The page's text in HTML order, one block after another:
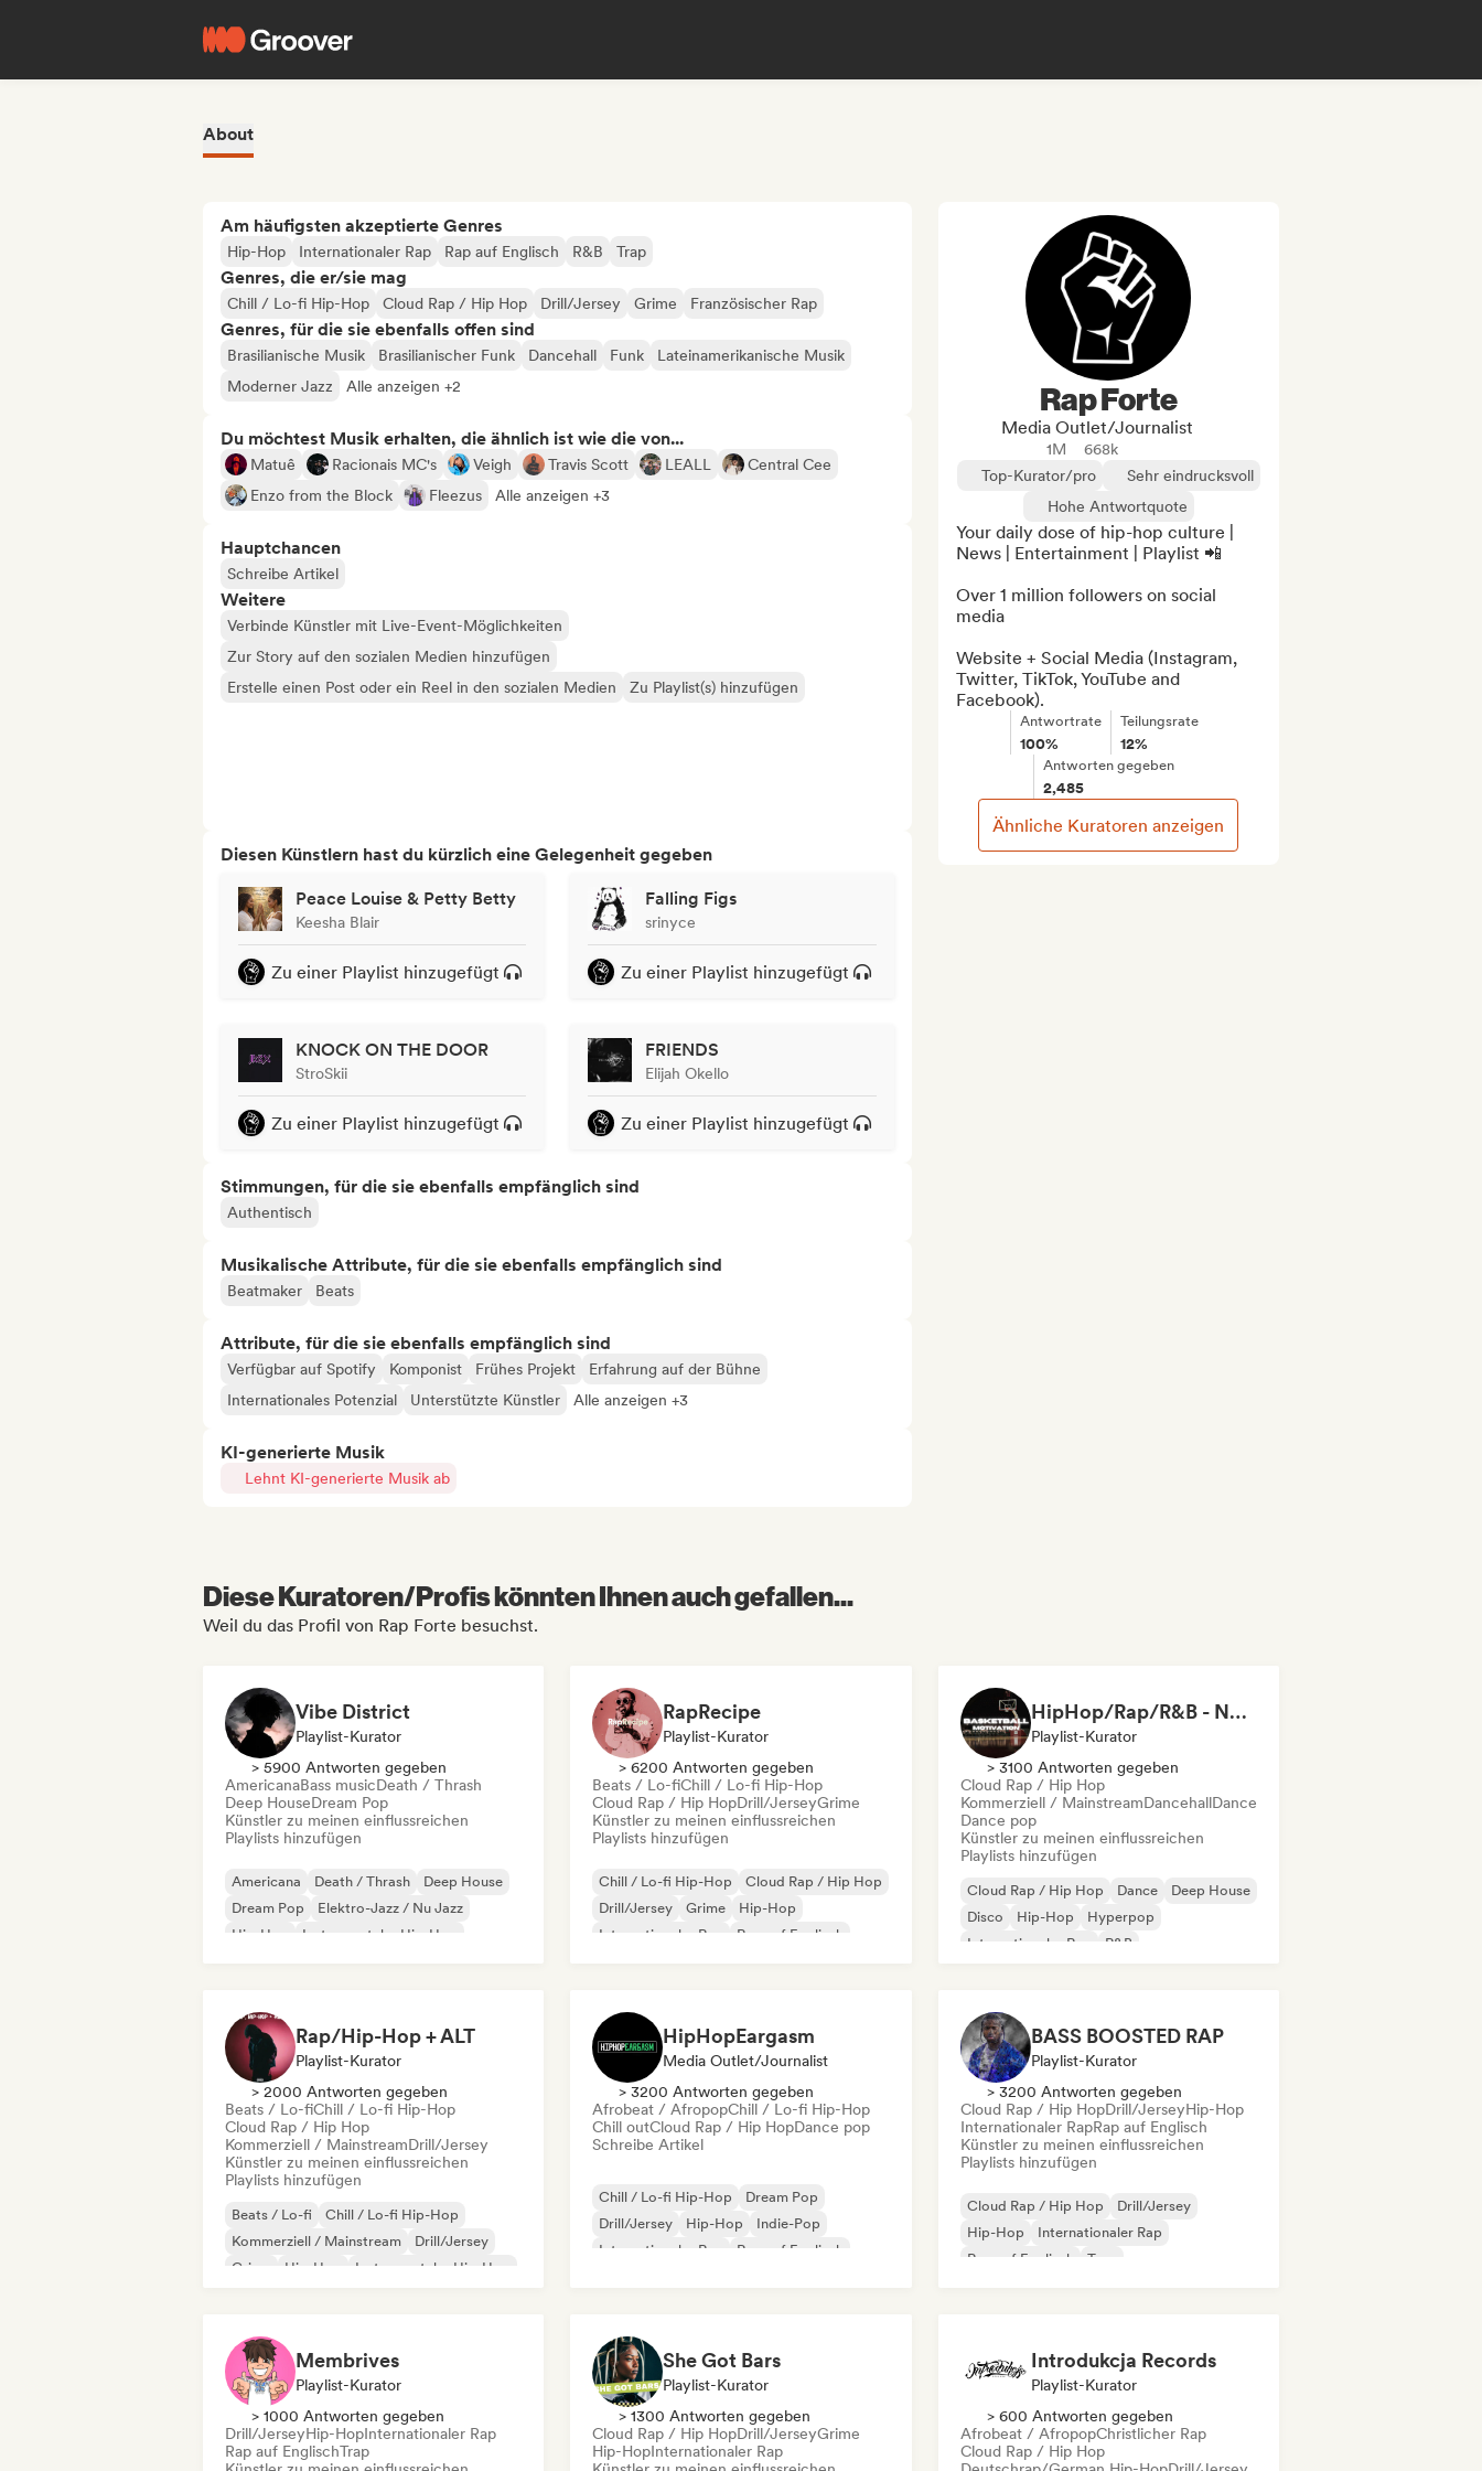
About
Am häufigsten akzeptierte Genres
Hip-Hop Internationaler Rap Rap auf Englisch R&B Trap
Genres, die er/sie mag
Chill / Lo-fi Hip-Hop Cloud Rap / Hip Hop Drill/Jersey Grime Französischer Rap
Genres, für die sie ebenfalls offen sind
Brasilianische Musik Brasilianischer Funk Dancehall Funk
Lateinamerikanische Musik
Moderner Jazz
Alle anzeigen +2
Du möchtest Musik erhalten, die ähnlich ist wie die von...
Matuê Racionais MC's Veigh Travis Scott LEALL
Central Cee
Enzo from the Block
Fleezus Alle anzeigen +3
Hauptchancen
Schreibe Artikel
Weitere
Verbinde Künstler mit Live-Event-Möglichkeiten
Zur Story auf den sozialen Medien hinzufügen
Erstelle einen Post oder ein Reel in den sozialen Medien
Zu Playlist(s) hinzufügen
Diesen Künstlern hast du kürzlich eine Gelegenheit gegeben
Peace Louise & Petty Betty
Keesha Blair
Zu einer Playlist hinzugefügt
Falling Figs
srinyce
Zu einer Playlist hinzugefügt
KNOCK ON THE DOOR
StroSkii
Zu einer Playlist hinzugefügt
FRIENDS
Elijah Okello
Zu einer Playlist hinzugefügt
Stimmungen, für die sie ebenfalls empfänglich sind
Authentisch
Musikalische Attribute, für die sie ebenfalls empfänglich sind
Beatmaker Beats
Attribute, für die sie ebenfalls empfänglich sind
Verfügbar auf Spotify Komponist Frühes Projekt
Erfahrung auf der Bühne
Internationales Potenzial
Unterstützte Künstler Alle anzeigen +3
KI-generierte Musik
Lehnt KI-generierte Musik ab
Rap Forte
Media Outlet/Journalist
1M
668k
Top-Kurator/pro
Sehr eindrucksvoll
Hohe Antwortquote
Your daily dose of hip-hop culture |
News | Entertainment | Playlist 📲
Over 1 million followers on social
media
Website + Social Media (Instagram,
Twitter, TikTok, YouTube and
Facebook).
Antwortrate
100%
Teilungsrate
12%
Antworten gegeben
2,485
Ähnliche Kuratoren anzeigen
Diese Kuratoren/Profis könnten Ihnen auch gefallen...
Weil du das Profil von Rap Forte besuchst.
Vibe District
Playlist-Kurator
> 5900 Antworten gegeben
AmericanaBass musicDeath / Thrash
Deep HouseDream Pop
Künstler zu meinen einflussreichen
Playlists hinzufügen
Americana Death / Thrash
Deep House
Dream Pop
Elektro-Jazz / Nu Jazz
Hip-Hop
Instrumentaler Hip-Hop
RapRecipe
Playlist-Kurator
> 6200 Antworten gegeben
Beats / Lo-fiChill / Lo-fi Hip-Hop
Cloud Rap / Hip HopDrill/JerseyGrime
Künstler zu meinen einflussreichen
Playlists hinzufügen
Chill / Lo-fi Hip-Hop
Cloud Rap / Hip Hop
Drill/Jersey
Grime
Hip-Hop
Internationaler Rap
Rap auf Englisch
HipHop/Rap/R&B - NBA/Basketball Music
Playlist-Kurator
> 3100 Antworten gegeben
Cloud Rap / Hip Hop
Kommerziell / MainstreamDancehallDance
Dance pop
Künstler zu meinen einflussreichen
Playlists hinzufügen
Cloud Rap / Hip Hop Dance
Deep House
Disco
Hip-Hop
Hyperpop
Internationaler Rap
R&B
Rap/Hip-Hop + ALT
Playlist-Kurator
> 2000 Antworten gegeben
Beats / Lo-fiChill / Lo-fi Hip-Hop
Cloud Rap / Hip Hop
Kommerziell / MainstreamDrill/Jersey
Künstler zu meinen einflussreichen
Playlists hinzufügen
Beats / Lo-fi
Chill / Lo-fi Hip-Hop
Kommerziell / Mainstream
Drill/Jersey
Grime
Hip-Hop
Instrumentaler Hip-Hop
HipHopEargasm
Media Outlet/Journalist
> 3200 Antworten gegeben
Afrobeat / AfropopChill / Lo-fi Hip-Hop
Chill outCloud Rap / Hip HopDance pop
Schreibe Artikel
Chill / Lo-fi Hip-Hop
Dream Pop
Drill/Jersey
Hip-Hop
Indie-Pop
Internationaler Rap
Rap auf Englisch
BASS BOOSTED RAP
Playlist-Kurator
> 3200 Antworten gegeben
Cloud Rap / Hip HopDrill/JerseyHip-Hop
Internationaler RapRap auf Englisch
Künstler zu meinen einflussreichen
Playlists hinzufügen
Cloud Rap / Hip Hop
Drill/Jersey
Hip-Hop
Internationaler Rap
Rap auf Englisch
Trap
Membrives
Playlist-Kurator
> 1000 Antworten gegeben
Drill/JerseyHip-HopInternationaler Rap
Rap auf EnglischTrap
She Got Bars
Playlist-Kurator
> 1300 Antworten gegeben
Cloud Rap / Hip HopDrill/JerseyGrime
Hip-HopInternationaler Rap
Introdukcja Records
Playlist-Kurator
> 600 Antworten gegeben
Afrobeat / AfropopChristlicher Rap
Cloud Rap / Hip Hop